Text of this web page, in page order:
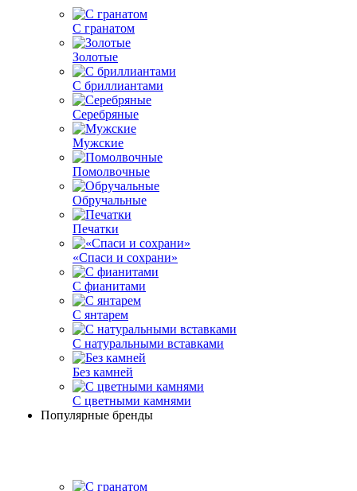
С гранатом
Золотые
С бриллиантами
Серебряные
Мужские
Помолвочные
Обручальные
Печатки
«Спаси и сохрани»
С фианитами
С янтарем
С натуральными вставками
Без камней
С цветными камнями
Популярные бренды